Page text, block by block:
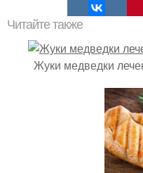
Читайте также
Жуки медведки